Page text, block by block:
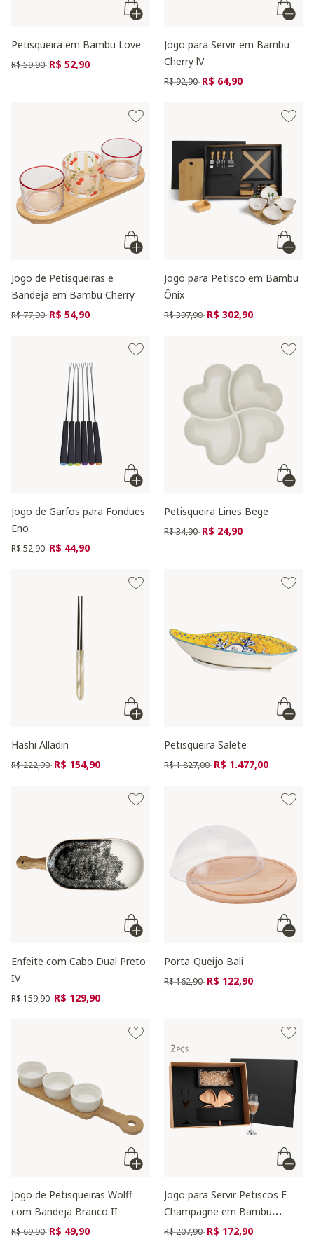
Petisqueira em Bambu Love
Preço reduzido de
R$ 59,90 para
R$ 52,90
Jogo para Servir em Bambu
Cherry lV
Preço reduzido de
R$ 92,90 para
R$ 64,90
Jogo de Petisqueiras e
Bandeja em Bambu Cherry
Preço reduzido de
R$ 77,90 para
R$ 54,90
Jogo para Petisco em Bambu
Ônix
Preço reduzido de
R$ 397,90 para
R$ 302,90
Jogo de Garfos para Fondues
Eno
Preço reduzido de
R$ 52,90 para
R$ 44,90
Petisqueira Lines Bege
Preço reduzido de
R$ 34,90 para
R$ 24,90
Hashi Alladin
Preço reduzido de
R$ 222,90 para
R$ 154,90
Petisqueira Salete
Preço reduzido de
R$ 1.827,00 para
R$ 1.477,00
Enfeite com Cabo Dual Preto
IV
Preço reduzido de
R$ 159,90 para
R$ 129,90
Porta-Queijo Bali
Preço reduzido de
R$ 162,90 para
R$ 122,90
Jogo de Petisqueiras Wolff
com Bandeja Branco II
Preço reduzido de
R$ 69,90 para
R$ 49,90
Jogo para Servir Petiscos E
Champagne em Bambu
Louisa
Preço reduzido de
R$ 207,90 para
R$ 172,90